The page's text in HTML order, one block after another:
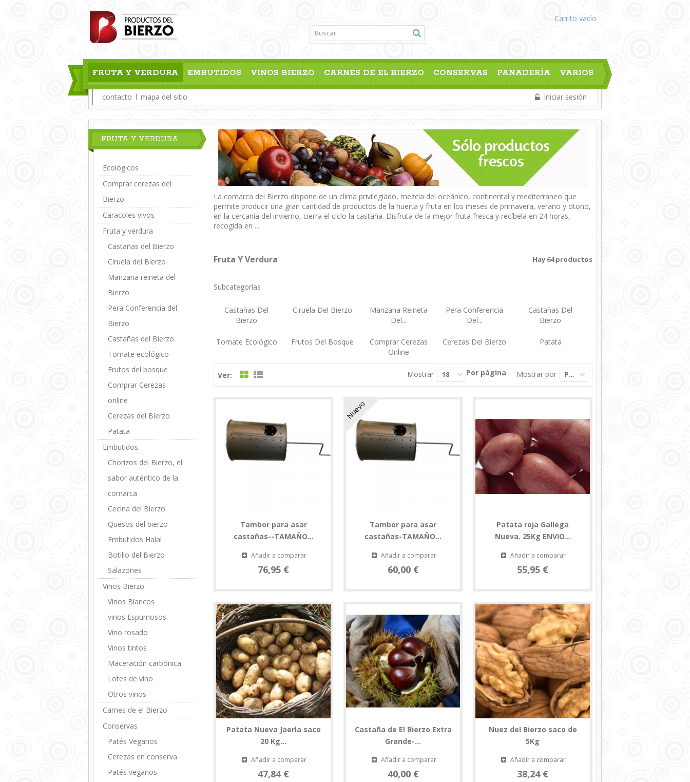
Carrito vacío
FRUTA Y VERDURA EMBUTIDOS VINOS BIERZO CARNES DE EL BIERZO CONSERVAS PANADERÍA VARIOS
contacto mapa del sitio Iniciar sesión
FRUTA Y VERDURA
Ecológicos
Comprar cerezas del
Bierzo
Caracoles vivos
Fruta y verdura
Castañas del Bierzo
Ciruela del Bierzo
Manzana reineta del
Bierzo
Pera Conferencia del
Bierzo
Castañas del Bierzo
Tomate ecológico
Frutos del bosque
Comprar Cerezas
online
Cerezas del Bierzo
Patata
Embutidos
Chorizos del Bierzo, el
sabor auténtico de la
comarca
Cecina del Bierzo
Quesos del bierzo
Embutidos Halal
Botillo del Bierzo
Salazones
Vinos Bierzo
Vinos Blancos
vinos Espumosos
Vino rosado
Vinos tintos
Maceración carbónica
Lotes de vino
Otros vinos
Carnes de el Bierzo
Conservas
Patés Veganos
Cerezas en conserva
Patés veganos
La comarca del Bierzo dispone de un clima privilegiado, mezcla del oceánico, continental y mediterraneo que
permite producir una gran cantidad de productos de la huerta y fruta en los meses de primavera, verano y otoño,
en la cercanía del invierno, cierra el ciclo la castaña. Disfruta de la mejor fruta fresca y recíbela en 24 horas,
recogida en ...
Fruta Y Verdura Hay 64 productos
Subcategorías
Castañas Del
Bierzo
Ciruela Del Bierzo
Manzana Reineta
Del...
Pera Conferencia
Del...
Castañas Del
Bierzo
Tomate Ecológico Frutos Del Bosque
Comprar Cerezas
Online
Cerezas Del Bierzo Patata
Ver: Mostrar por Precio: El más alto primero
Mostrar 18 Por página
Tambor para asar
castañas--TAMAÑO...
Añadir a comparar
76,95 €
Nuevo
Tambor para asar
castañas-TAMAÑO...
Añadir a comparar
60,00 €
Patata roja Gallega
Nueva. 25Kg ENVIO...
Añadir a comparar
55,95 €
Patata Nueva Jaerla saco
20 Kg...
Añadir a comparar
47,84 €
Castaña de El Bierzo Extra
Grande-...
Añadir a comparar
40,00 €
Nuez del Bierzo saco de
5Kg
Añadir a comparar
38,24 €